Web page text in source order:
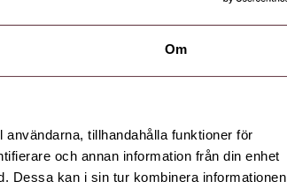
Om
tillhandahålla funktioner för
och annan information från din enhet
Dessa kan i sin tur kombinera informationen